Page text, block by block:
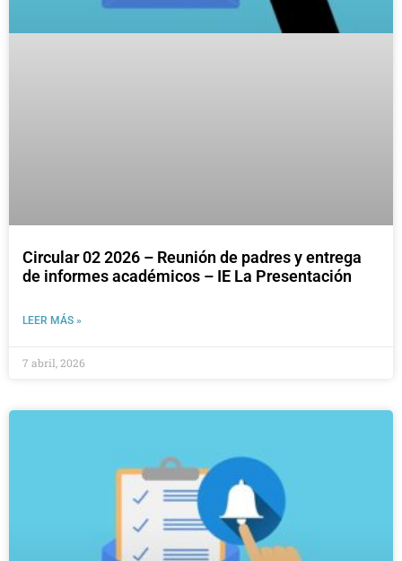
Circular 02 2026 – Reunión de padres y entrega
de informes académicos – IE La Presentación
LEER MÁS »
7 abril, 2026